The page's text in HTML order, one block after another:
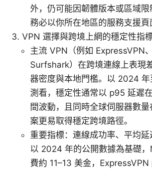
外，仍可能因韌體版本或區域限
務必以你所在地區的服務支援頁
VPN 選擇與跨境上網的穩定性指
主流 VPN（例如 ExpressVPN
Surfshark）在跨境連線上表現
器密度與本地門檻。以 2024
測看，穩定性通常以 p95 延遲
間波動，且同時全球伺服器數
案更易取得穩定跨境路徑。
重要指標：連線成功率、平均延
以 2024 年的公開數據為基礎
費約 11–13 美金，ExpressVPN